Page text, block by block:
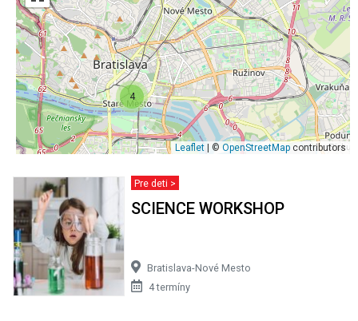
4
Leaflet | © OpenStreetMap contributors
Pre deti >
SCIENCE WORKSHOP
Bratislava-Nové Mesto
4 termíny